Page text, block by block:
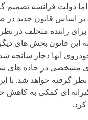
دولت فرانسه تصمیم
بر اساس قانون جدید در
در زمان توقف جریمه ای در حدود 167 دلار برای
این قانون بخش های
آنها دچار سانحه
مشخصی در جاده های
گرفته خواهد شد. با
ای کمکی به کاهش